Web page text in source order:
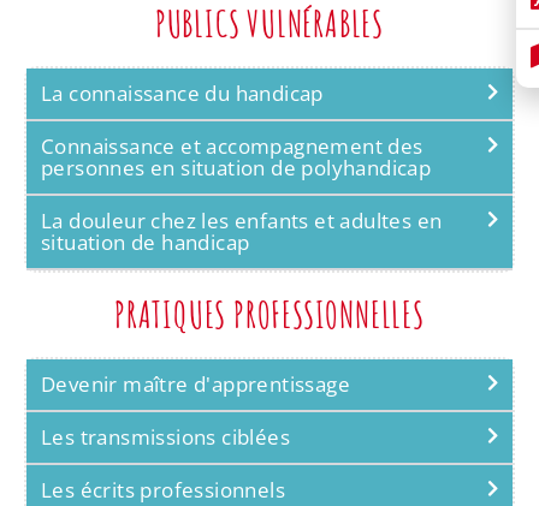
PUBLICS VULNÉRABLES
La connaissance du handicap
Connaissance et accompagnement des
personnes en situation de polyhandicap
La douleur chez les enfants et adultes en
situation de handicap
PRATIQUES PROFESSIONNELLES
Devenir maître d'apprentissage
Les transmissions ciblées
Les écrits professionnels